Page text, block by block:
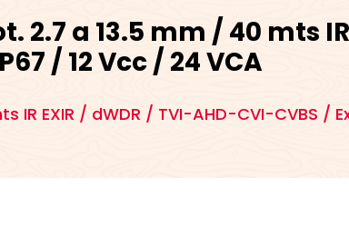
2.7 a 13.5 mm / 40 mts IR
/ 12 Vcc / 24 VCA
IR EXIR / dWDR / TVI-AHD-CVI-CVBS /